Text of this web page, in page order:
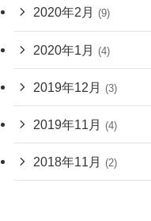
2020年2月 (9)
2020年1月 (4)
2019年12月 (3)
2019年11月 (4)
2018年11月 (2)